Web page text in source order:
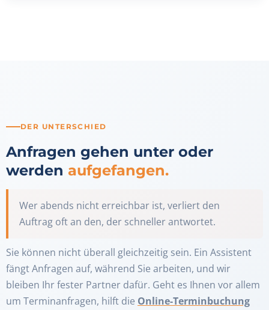
DER UNTERSCHIED
Anfragen gehen unter oder
werden aufgefangen.
Wer abends nicht erreichbar ist, verliert den
Auftrag oft an den, der schneller antwortet.
Sie können nicht überall gleichzeitig sein. Ein Assistent
fängt Anfragen auf, während Sie arbeiten, und wir
bleiben Ihr fester Partner dafür. Geht es Ihnen vor allem
um Terminanfragen, hilft die Online-Terminbuchung